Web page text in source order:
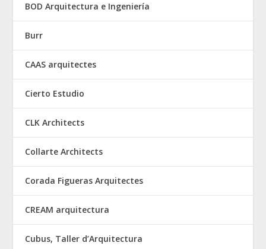
BOD Arquitectura e Ingeniería
Burr
CAAS arquitectes
Cierto Estudio
CLK Architects
Collarte Architects
Corada Figueras Arquitectes
CREAM arquitectura
Cubus, Taller d’Arquitectura